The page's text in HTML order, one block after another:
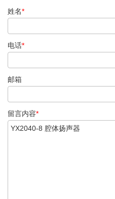
姓名*
电话*
邮箱
留言内容*